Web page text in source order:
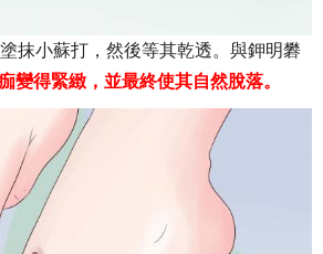
抹小蘇打，然後等其乾透。與鉀明礬
變得緊緻，並最終使其自然脫落。